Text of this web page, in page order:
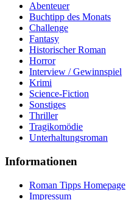
Abenteuer
Buchtipp des Monats
Challenge
Fantasy
Historischer Roman
Horror
Interview / Gewinnspiel
Krimi
Science-Fiction
Sonstiges
Thriller
Tragikomödie
Unterhaltungsroman
Informationen
Roman Tipps Homepage
Impressum